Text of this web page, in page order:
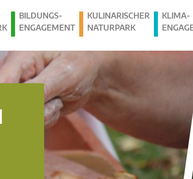
BILDUNGS­
ENGAGEMENT
KULINARISCHER
NATURPARK
KLIMA­